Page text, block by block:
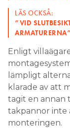
LÄS OCKSÅ:
”VID
ARMATURERNA”
Enligt
lämpligt
klarade av att
tagit en annan
takpannor inte
monteringen.